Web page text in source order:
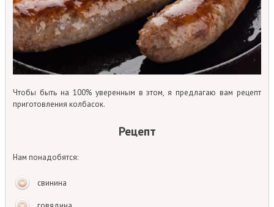
Чтобы быть на 100% уверенным в этом, я предлагаю вам рецепт
приготовления колбасок.
Рецепт
Нам понадобятся:
свинина